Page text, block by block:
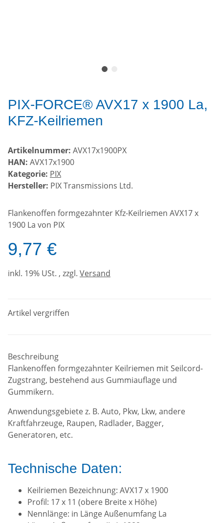
PIX-FORCE® AVX17 x 1900 La,
KFZ-Keilriemen
Artikelnummer: AVX17x1900PX
HAN: AVX17x1900
Kategorie: PIX
Hersteller: PIX Transmissions Ltd.
Flankenoffen formgezahnter Kfz-Keilriemen AVX17 x
1900 La von PIX
9,77 €
inkl. 19% USt. , zzgl. Versand
Artikel vergriffen
Beschreibung
Flankenoffen formgezahnter Keilriemen mit Seilcord-
Zugstrang, bestehend aus Gummiauflage und
Gummikern.
Anwendungsgebiete z. B. Auto, Pkw, Lkw, andere
Kraftfahrzeuge, Raupen, Radlader, Bagger,
Generatoren, etc.
Technische Daten:
Keilriemen Bezeichnung: AVX17 x 1900
Profil: 17 x 11 (obere Breite x Höhe)
Nennlänge: in Länge Außenumfang La